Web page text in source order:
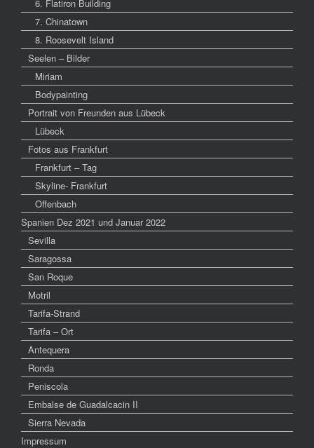
6. Flatiron Building
7. Chinatown
8. Roosevelt Island
Seelen – Bilder
Miriam
Bodypainting
Portrait von Freunden aus Lübeck
Lübeck
Fotos aus Frankfurt
Frankfurt – Tag
Skyline- Frankfurt
Offenbach
Spanien Dez 2021 und Januar 2022
Sevilla
Saragossa
San Roque
Motril
Tarifa-Strand
Tarifa – Ort
Antequera
Ronda
Peniscola
Embalse de Guadalcacin II
Sierra Nevada
Impressum